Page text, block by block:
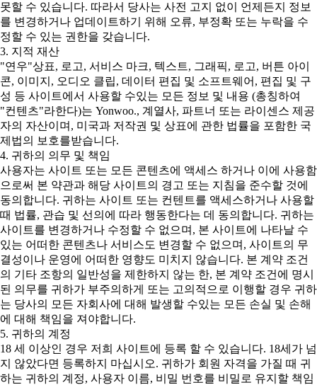
못할 수 있습니다. 따라서 당사는 사전 고지 없이 언제든지 정보
를 변경하거나 업데이트하기 위해 오류, 부정확 또는 누락을 수
정할 수 있는 권한을 갖습니다.
3. 지적 재산
"연우"상표, 로고, 서비스 마크, 텍스트, 그래픽, 로고, 버튼 아이
콘, 이미지, 오디오 클립, 데이터 편집 및 소프트웨어, 편집 및 구
성 등 사이트에서 사용할 수있는 모든 정보 및 내용 (총칭하여
"컨텐츠"라한다)는 Yonwoo., 계열사, 파트너 또는 라이센스 제공
자의 자산이며, 미국과 저작권 및 상표에 관한 법률을 포함한 국
제법의 보호를받습니다.
4. 귀하의 의무 및 책임
사용자는 사이트 또는 모든 콘텐츠에 액세스 하거나 이에 사용함
으로써 본 약관과 해당 사이트의 경고 또는 지침을 준수할 것에
동의합니다. 귀하는 사이트 또는 컨텐트를 액세스하거나 사용할
때 법률, 관습 및 선의에 따라 행동한다는 데 동의합니다. 귀하는
사이트를 변경하거나 수정할 수 없으며, 본 사이트에 나타날 수
있는 어떠한 콘텐츠나 서비스도 변경할 수 없으며, 사이트의 무
결성이나 운영에 어떠한 영향도 미치지 않습니다. 본 계약 조건
의 기타 조항의 일반성을 제한하지 않는 한, 본 계약 조건에 명시
된 의무를 귀하가 부주의하게 또는 고의적으로 이행할 경우 귀하
는 당사의 모든 자회사에 대해 발생할 수있는 모든 손실 및 손해
에 대해 책임을 져야합니다.
5. 귀하의 계정
18 세 이상인 경우 저희 사이트에 등록 할 수 있습니다. 18세가 넘
지 않았다면 등록하지 마십시오. 귀하가 회원 자격을 가질 때 귀
하는 귀하의 계정, 사용자 이름, 비밀 번호를 비밀로 유지할 책임